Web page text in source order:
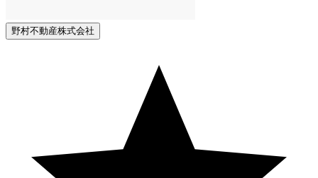
野村不動産株式会社